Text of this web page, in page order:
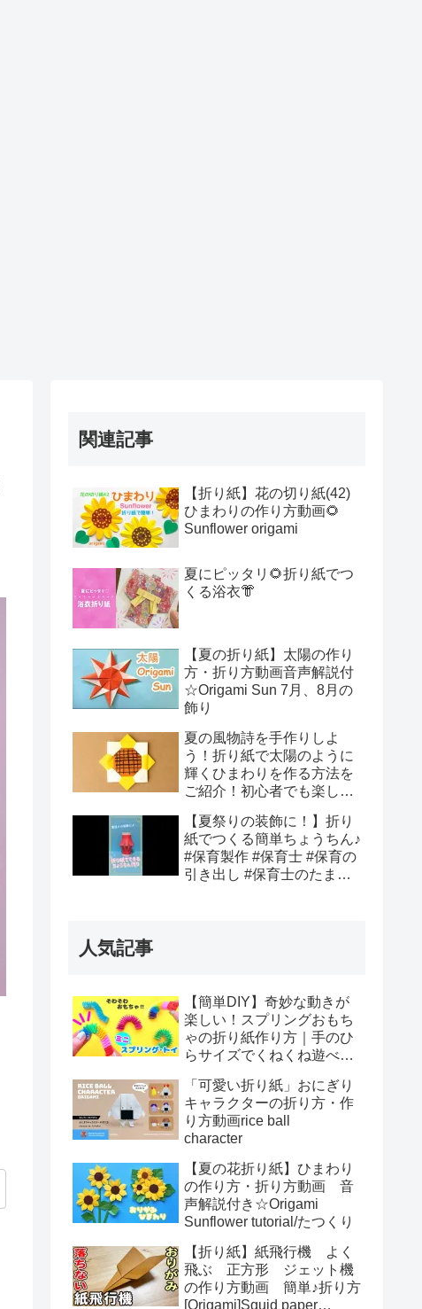
関連記事
【折り紙】花の切り紙(42)
ひまわりの作り方動画🌻
Sunflower origami
夏にピッタリ🌻折り紙でつ
くる浴衣👘
【夏の折り紙】太陽の作り
方・折り方動画音声解説付
☆Origami Sun 7月、8月の
飾り
夏の風物詩を手作りしよ
う！折り紙で太陽のように
輝くひまわりを作る方法を
ご紹介！初心者でも楽しく
｜Origami Sunflower Easy
【夏祭りの装飾に！】折り
紙でつくる簡単ちょうちん♪
#保育製作 #保育士 #保育の
引き出し #保育士のたまご
人気記事
【簡単DIY】奇妙な動きが
楽しい！スプリングおもち
ゃの折り紙作り方｜手のひ
らサイズでくねくね遊べ
toys Origami
「可愛い折り紙」おにぎり
キャラクターの折り方・作
り方動画rice ball
character
【夏の花折り紙】ひまわり
の作り方・折り方動画 音
声解説付き☆Origami
Sunflower tutorial/たつくり
【折り紙】紙飛行機 よく
飛ぶ 正方形 ジェット機
の作り方動画 簡単♪折り方
[Origami]Squid paper